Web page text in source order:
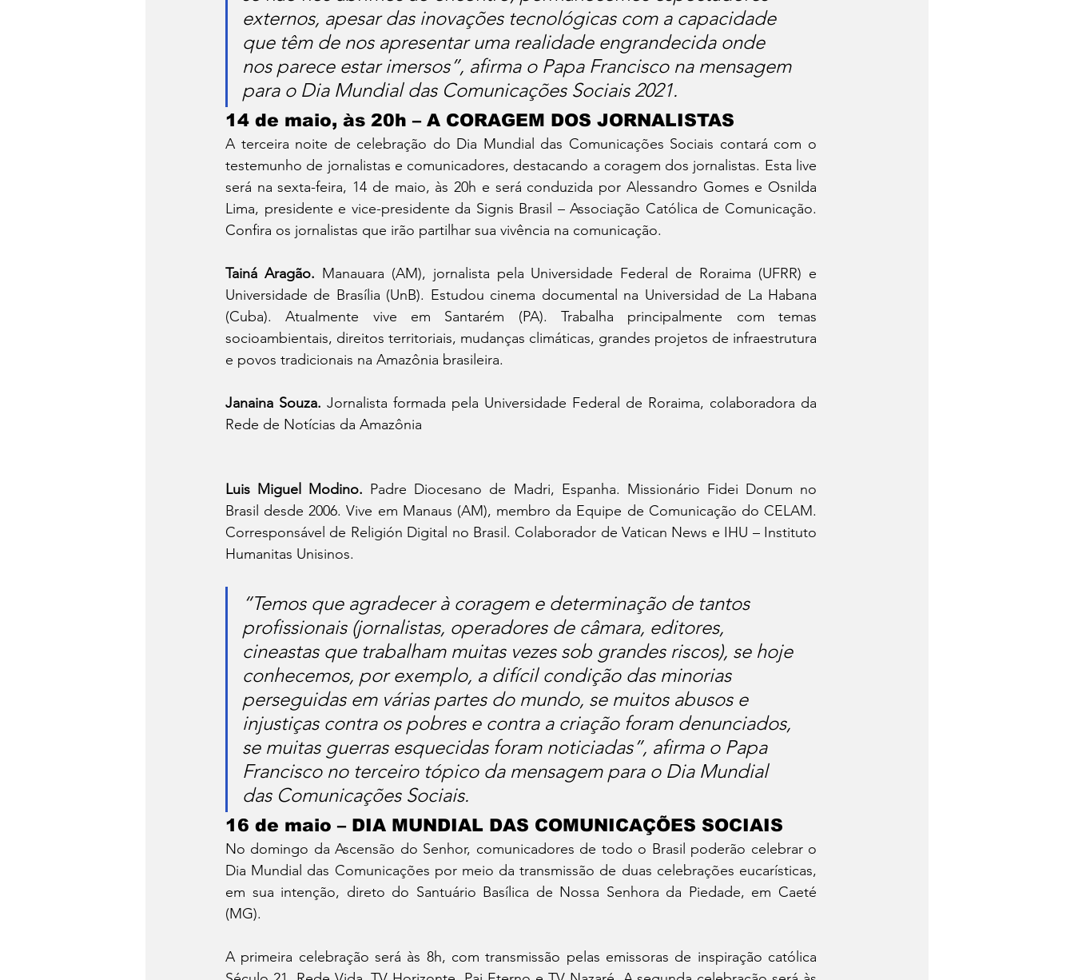
externos, apesar das inovações tecnológicas com a capacidade
que têm de nos apresentar uma realidade engrandecida onde
nos parece estar imersos”, afirma o Papa Francisco na mensagem
para o Dia Mundial das Comunicações Sociais 2021.
14 de maio, às 20h – A CORAGEM DOS JORNALISTAS
A terceira noite de celebração do Dia Mundial das Comunicações Sociais contará com o
testemunho de jornalistas e comunicadores, destacando a coragem dos jornalistas. Esta live
será na sexta-feira, 14 de maio, às 20h e será conduzida por Alessandro Gomes e Osnilda
Lima, presidente e vice-presidente da Signis Brasil – Associação Católica de Comunicação.
Confira os jornalistas que irão partilhar sua vivência na comunicação.
Tainá Aragão. Manauara (AM), jornalista pela Universidade Federal de Roraima (UFRR) e
Universidade de Brasília (UnB). Estudou cinema documental na Universidad de La Habana
(Cuba). Atualmente vive em Santarém (PA). Trabalha principalmente com temas
socioambientais, direitos territoriais, mudanças climáticas, grandes projetos de infraestrutura
e povos tradicionais na Amazônia brasileira.
Janaina Souza. Jornalista formada pela Universidade Federal de Roraima, colaboradora da
Rede de Notícias da Amazônia
Luis Miguel Modino. Padre Diocesano de Madri, Espanha. Missionário Fidei Donum no
Brasil desde 2006. Vive em Manaus (AM), membro da Equipe de Comunicação do CELAM.
Corresponsável de Religión Digital no Brasil. Colaborador de Vatican News e IHU – Instituto
Humanitas Unisinos.
“Temos que agradecer à coragem e determinação de tantos
profissionais (jornalistas, operadores de câmara, editores,
cineastas que trabalham muitas vezes sob grandes riscos), se hoje
conhecemos, por exemplo, a difícil condição das minorias
perseguidas em várias partes do mundo, se muitos abusos e
injustiças contra os pobres e contra a criação foram denunciados,
se muitas guerras esquecidas foram noticiadas”, afirma o Papa
Francisco no terceiro tópico da mensagem para o Dia Mundial
das Comunicações Sociais.
16 de maio – DIA MUNDIAL DAS COMUNICAÇÕES SOCIAIS
No domingo da Ascensão do Senhor, comunicadores de todo o Brasil poderão celebrar o
Dia Mundial das Comunicações por meio da transmissão de duas celebrações eucarísticas,
em sua intenção, direto do Santuário Basílica de Nossa Senhora da Piedade, em Caeté
(MG).
A primeira celebração será às 8h, com transmissão pelas emissoras de inspiração católica